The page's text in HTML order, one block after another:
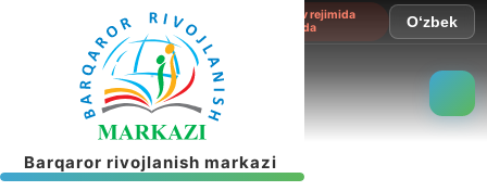
Barqaror rivojlanish markazi
Sayt sinov rejimida
ishlamoqda
O‘zbek